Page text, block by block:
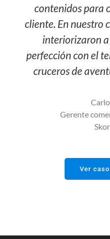
contenidos para
cliente. En nuestro
interiorizaron
perfección con el
cruceros de
Gerente
Ver